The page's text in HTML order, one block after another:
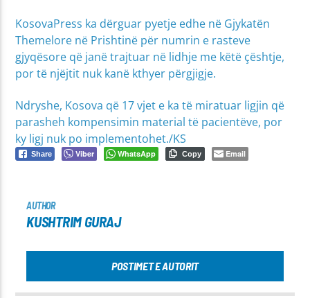
KosovaPress ka dërguar pyetje edhe në Gjykatën
Themelore në Prishtinë për numrin e rasteve
gjyqësore që janë trajtuar në lidhje me këtë çështje,
por të njëjtit nuk kanë kthyer përgjigje.
Ndryshe, Kosova që 17 vjet e ka të miratuar ligjin që
parasheh kompensimin material të pacientëve, por
ky ligj nuk po implementohet./KS
Share Viber WhatsApp Copy Email
AUTHOR
KUSHTRIM GURAJ
POSTIMET E AUTORIT